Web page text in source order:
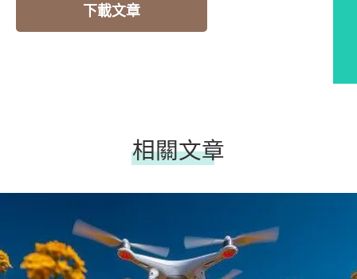
下載文章
相關文章